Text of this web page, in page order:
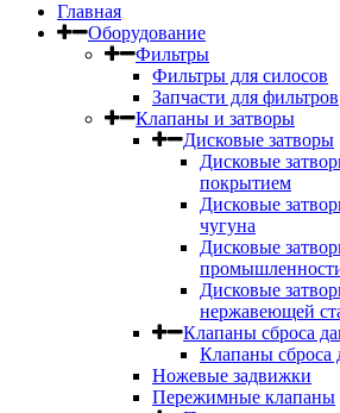
Главная
Оборудование
Фильтры
Фильтры для силосов
Запчасти для фильтров
Клапаны и затворы
Дисковые затворы
Дисковые
покрытием
Дисковые
чугуна
Дисковые
Дисковые
нержавеющей
Клапаны сброса
Клапаны сброса
Ножевые задвижки
Пережимные клапаны